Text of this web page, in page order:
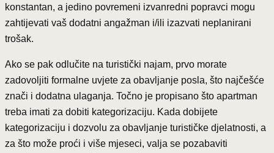
konstantan, a jedino povremeni izvanredni popravci mogu
zahtijevati vaš dodatni angažman i/ili izazvati neplanirani
trošak.
Ako se pak odlučite na turistički najam, prvo morate
zadovoljiti formalne uvjete za obavljanje posla, što najčešće
znači i dodatna ulaganja. Točno je propisano što apartman
treba imati za dobiti kategorizaciju. Kada dobijete
kategorizaciju i dozvolu za obavljanje turističke djelatnosti, a
za što može proći i više mjeseci, valja se pozabaviti